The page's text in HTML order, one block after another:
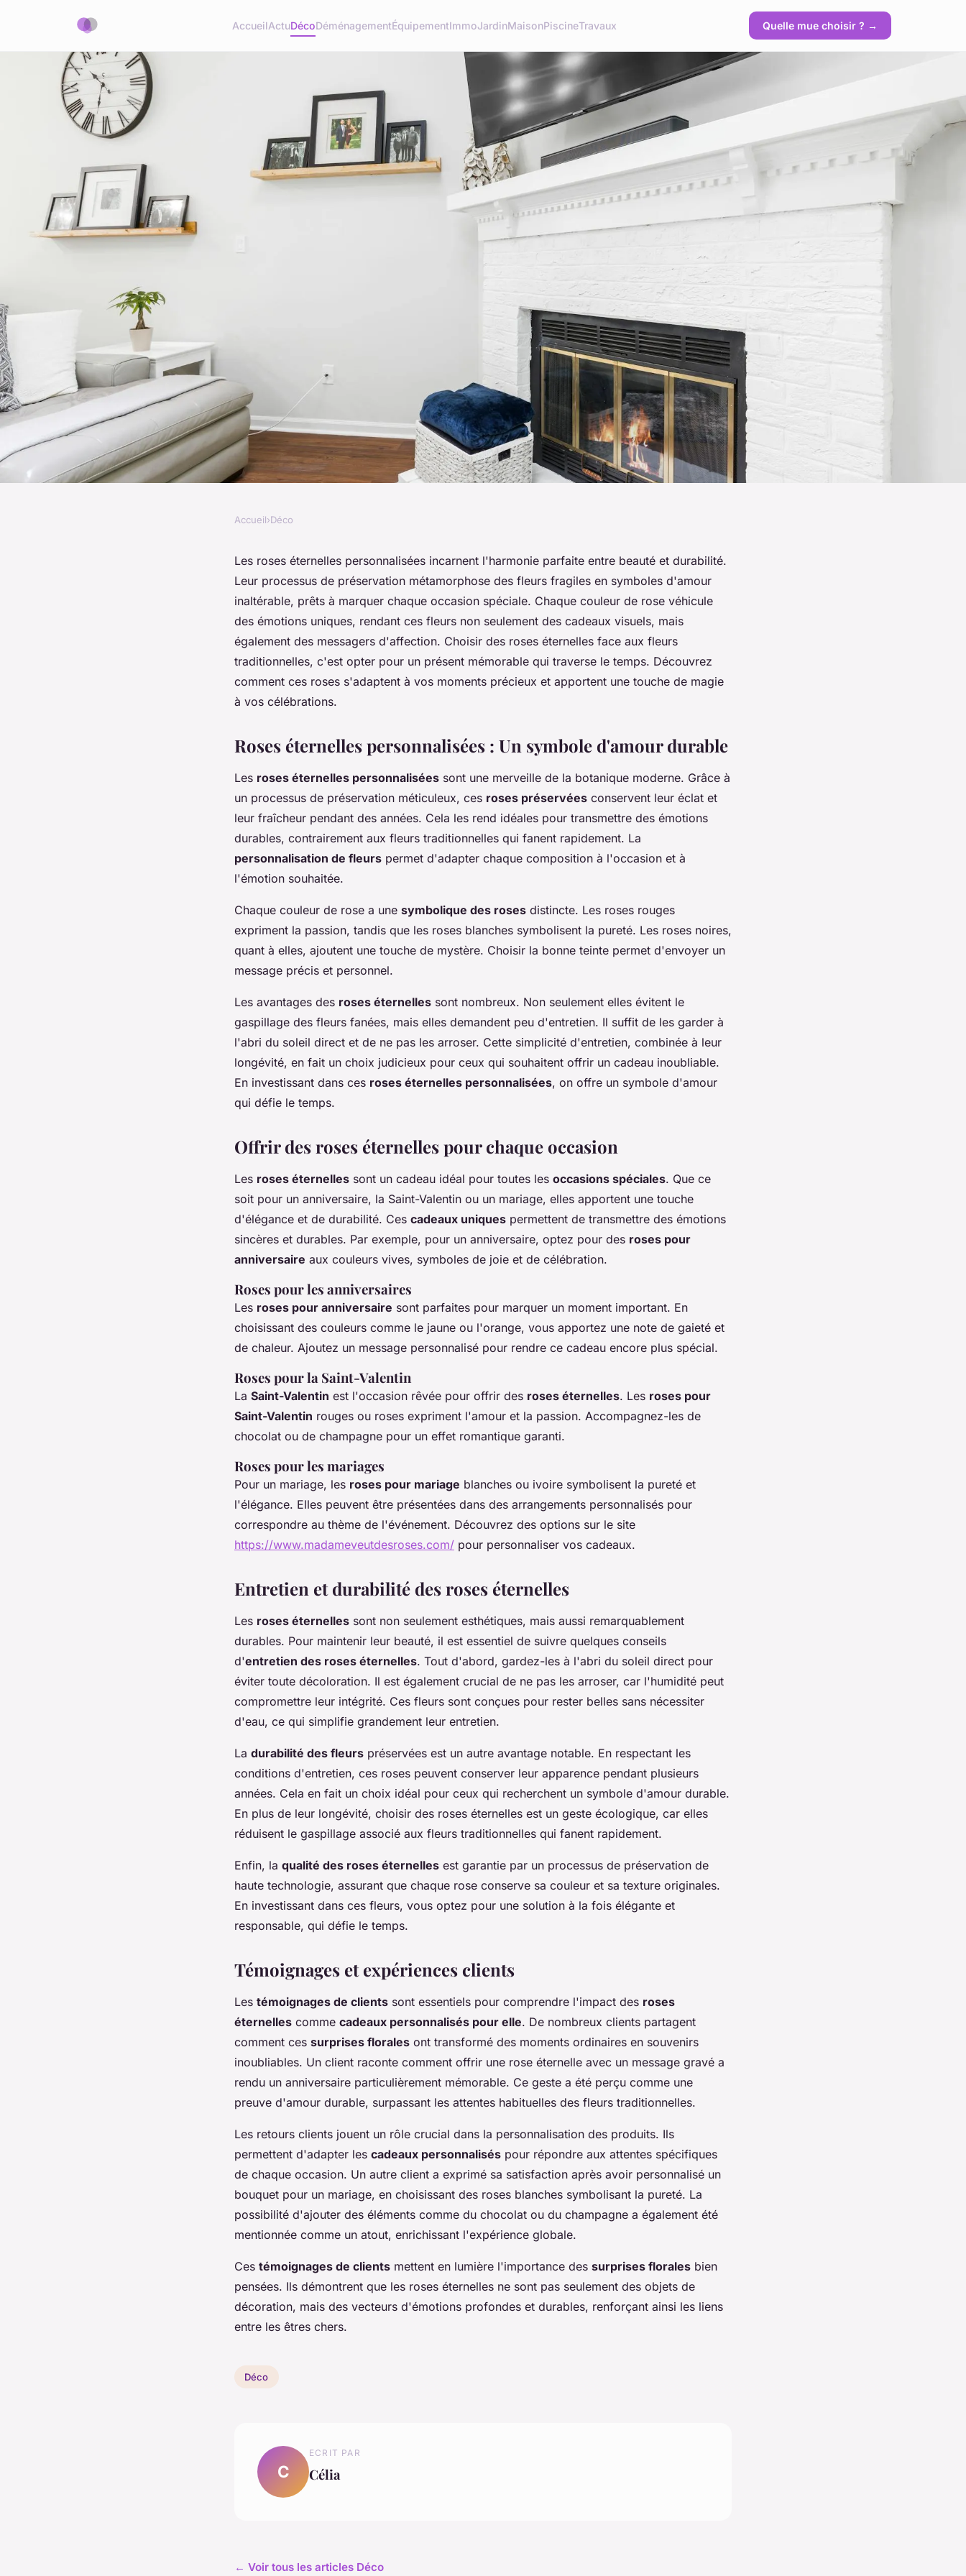
AccueilActuDécoDéménagementÉquipementImmoJardinMaisonPiscineTravaux Quelle mue choisir ? →
Découvrez les roses éternelles
personnalisées pour chaque occasion
Accueil›Déco
Les roses éternelles personnalisées incarnent l'harmonie parfaite entre beauté et durabilité.
Leur processus de préservation métamorphose des fleurs fragiles en symboles d'amour
inaltérable, prêts à marquer chaque occasion spéciale. Chaque couleur de rose véhicule
des émotions uniques, rendant ces fleurs non seulement des cadeaux visuels, mais
également des messagers d'affection. Choisir des roses éternelles face aux fleurs
traditionnelles, c'est opter pour un présent mémorable qui traverse le temps. Découvrez
comment ces roses s'adaptent à vos moments précieux et apportent une touche de magie
à vos célébrations.
Roses éternelles personnalisées : Un symbole d'amour durable
Les roses éternelles personnalisées sont une merveille de la botanique moderne. Grâce à
un processus de préservation méticuleux, ces roses préservées conservent leur éclat et
leur fraîcheur pendant des années. Cela les rend idéales pour transmettre des émotions
durables, contrairement aux fleurs traditionnelles qui fanent rapidement. La
personnalisation de fleurs permet d'adapter chaque composition à l'occasion et à
l'émotion souhaitée.
Chaque couleur de rose a une symbolique des roses distincte. Les roses rouges
expriment la passion, tandis que les roses blanches symbolisent la pureté. Les roses noires,
quant à elles, ajoutent une touche de mystère. Choisir la bonne teinte permet d'envoyer un
message précis et personnel.
Les avantages des roses éternelles sont nombreux. Non seulement elles évitent le
gaspillage des fleurs fanées, mais elles demandent peu d'entretien. Il suffit de les garder à
l'abri du soleil direct et de ne pas les arroser. Cette simplicité d'entretien, combinée à leur
longévité, en fait un choix judicieux pour ceux qui souhaitent offrir un cadeau inoubliable.
En investissant dans ces roses éternelles personnalisées, on offre un symbole d'amour
qui défie le temps.
Offrir des roses éternelles pour chaque occasion
Les roses éternelles sont un cadeau idéal pour toutes les occasions spéciales. Que ce
soit pour un anniversaire, la Saint-Valentin ou un mariage, elles apportent une touche
d'élégance et de durabilité. Ces cadeaux uniques permettent de transmettre des émotions
sincères et durables. Par exemple, pour un anniversaire, optez pour des roses pour
anniversaire aux couleurs vives, symboles de joie et de célébration.
Roses pour les anniversaires
Les roses pour anniversaire sont parfaites pour marquer un moment important. En
choisissant des couleurs comme le jaune ou l'orange, vous apportez une note de gaieté et
de chaleur. Ajoutez un message personnalisé pour rendre ce cadeau encore plus spécial.
Roses pour la Saint-Valentin
La Saint-Valentin est l'occasion rêvée pour offrir des roses éternelles. Les roses pour
Saint-Valentin rouges ou roses expriment l'amour et la passion. Accompagnez-les de
chocolat ou de champagne pour un effet romantique garanti.
Roses pour les mariages
Pour un mariage, les roses pour mariage blanches ou ivoire symbolisent la pureté et
l'élégance. Elles peuvent être présentées dans des arrangements personnalisés pour
correspondre au thème de l'événement. Découvrez des options sur le site
https://www.madameveutdesroses.com/ pour personnaliser vos cadeaux.
Entretien et durabilité des roses éternelles
Les roses éternelles sont non seulement esthétiques, mais aussi remarquablement
durables. Pour maintenir leur beauté, il est essentiel de suivre quelques conseils
d'entretien des roses éternelles. Tout d'abord, gardez-les à l'abri du soleil direct pour
éviter toute décoloration. Il est également crucial de ne pas les arroser, car l'humidité peut
compromettre leur intégrité. Ces fleurs sont conçues pour rester belles sans nécessiter
d'eau, ce qui simplifie grandement leur entretien.
La durabilité des fleurs préservées est un autre avantage notable. En respectant les
conditions d'entretien, ces roses peuvent conserver leur apparence pendant plusieurs
années. Cela en fait un choix idéal pour ceux qui recherchent un symbole d'amour durable.
En plus de leur longévité, choisir des roses éternelles est un geste écologique, car elles
réduisent le gaspillage associé aux fleurs traditionnelles qui fanent rapidement.
Enfin, la qualité des roses éternelles est garantie par un processus de préservation de
haute technologie, assurant que chaque rose conserve sa couleur et sa texture originales.
En investissant dans ces fleurs, vous optez pour une solution à la fois élégante et
responsable, qui défie le temps.
Témoignages et expériences clients
Les témoignages de clients sont essentiels pour comprendre l'impact des roses
éternelles comme cadeaux personnalisés pour elle. De nombreux clients partagent
comment ces surprises florales ont transformé des moments ordinaires en souvenirs
inoubliables. Un client raconte comment offrir une rose éternelle avec un message gravé a
rendu un anniversaire particulièrement mémorable. Ce geste a été perçu comme une
preuve d'amour durable, surpassant les attentes habituelles des fleurs traditionnelles.
Les retours clients jouent un rôle crucial dans la personnalisation des produits. Ils
permettent d'adapter les cadeaux personnalisés pour répondre aux attentes spécifiques
de chaque occasion. Un autre client a exprimé sa satisfaction après avoir personnalisé un
bouquet pour un mariage, en choisissant des roses blanches symbolisant la pureté. La
possibilité d'ajouter des éléments comme du chocolat ou du champagne a également été
mentionnée comme un atout, enrichissant l'expérience globale.
Ces témoignages de clients mettent en lumière l'importance des surprises florales bien
pensées. Ils démontrent que les roses éternelles ne sont pas seulement des objets de
décoration, mais des vecteurs d'émotions profondes et durables, renforçant ainsi les liens
entre les êtres chers.
Déco
C
ECRIT PAR
Célia
← Voir tous les articles Déco